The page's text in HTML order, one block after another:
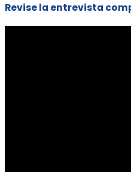
Revise la entrevista